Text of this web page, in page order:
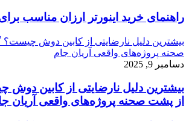
راهنمای خرید اینورتر ارزان مناسب برای
بیشترین دلیل نارضایتی از کابین دوش
صحنه پروژه‌های واقعی آریان جام
دسامبر 9, 2025
بیشترین دلیل نارضایتی از کابین
از پشت صحنه پروژه‌های واقعی آریان